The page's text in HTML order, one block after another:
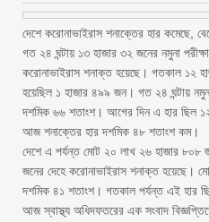
দেশে করোনাভাইরাস শনাক্তের হার কমেছে,
গত ২৪ ঘন্টায় ১৩ হাজার ৩২ জনের নমুনা
করোনাভাইরাস শনাক্ত হয়েছে। গতকাল ১২
হয়েছিল ১ হাজার ৪৯৯ জন। গত ২৪ ঘন্টায়
দশমিক ৬৬ শতাংশ। আগের দিন এ হার ছিল
আজ শনাক্তের হার দশমিক ৪৮ শতাংশ কম।
দেশে এ পর্যন্ত মোট ২০ লাখ ২৬ হাজার ৮০৮
জনের দেহে করোনাভাইরাস শনাক্ত হয়েছে।
দশমিক ৪১ শতাংশ। গতকাল পর্যন্ত এই হার
আজ স্বাস্থ্য অধিদফতরের এক সংবাদ